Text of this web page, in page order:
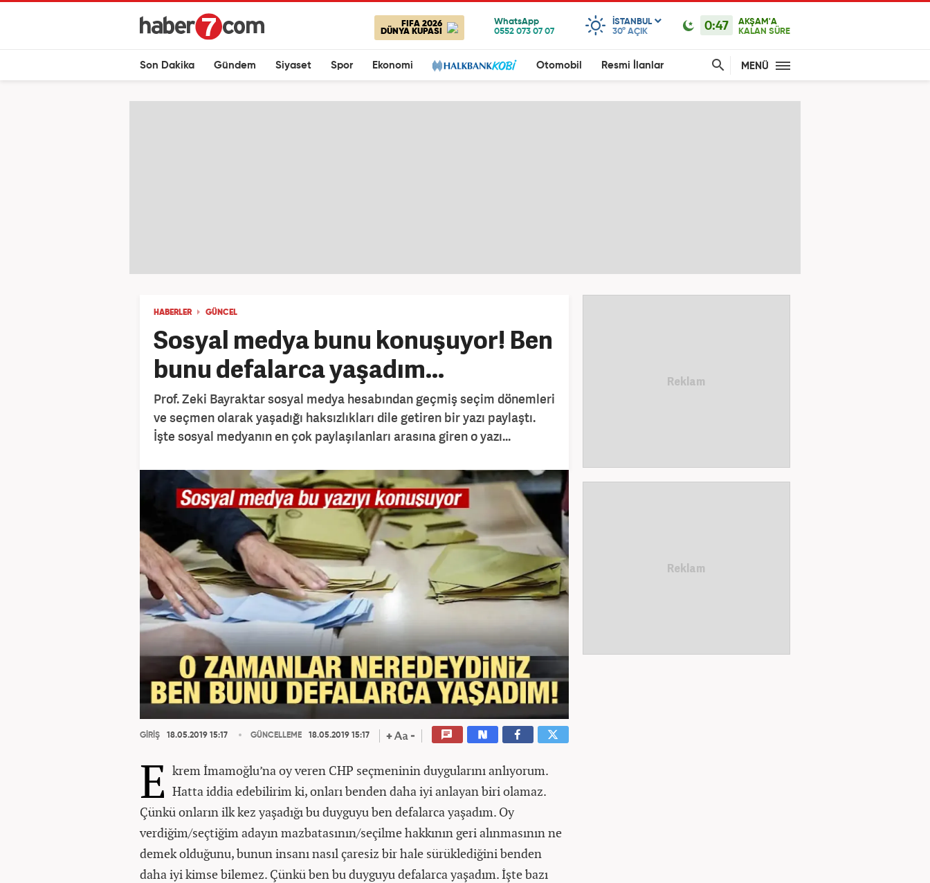
FIFA 2026
DÜNYA KUPASI
ISTANBUL
30° AÇIK 0:47
AKŞAM'A
KALAN SÜRE
Son Dakika Gündem Siyaset Spor Ekonomi Otomobil Resmi İlanlar MENÜ
HABERLER GÜNCEL
Sosyal medya bunu konuşuyor! Ben
bunu defalarca yaşadım...
Prof. Zeki Bayraktar sosyal medya hesabından geçmiş seçim dönemleri
ve seçmen olarak yaşadığı haksızlıkları dile getiren bir yazı paylaştı.
İşte sosyal medyanın en çok paylaşılanları arasına giren o yazı...
GİRİŞ 18.05.2019 15:17 GÜNCELLEME 18.05.2019 15:17
E krem İmamoğlu’na oy veren CHP seçmeninin duygularını anlıyorum.
Hatta iddia edebilirim ki, onları benden daha iyi anlayan biri olamaz.
Çünkü onların ilk kez yaşadığı bu duyguyu ben defalarca yaşadım. Oy
verdiğim/seçtiğim adayın mazbatasının/seçilme hakkının geri alınmasının ne
demek olduğunu, bunun insanı nasıl çaresiz bir hale sürüklediğini benden
daha iyi kimse bilemez. Çünkü ben bu duyguyu defalarca yaşadım. İşte bazı